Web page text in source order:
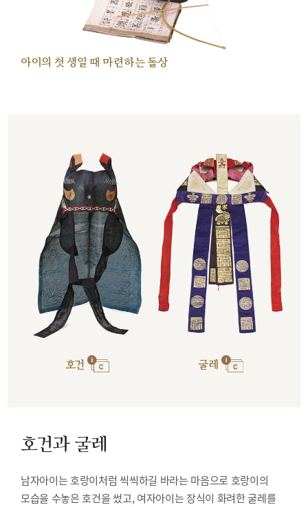
아이의 첫 생일 때 마련하는 돌상
호건 굴레
호건과 굴레
남자아이는 호랑이처럼 씩씩하길 바라는 마음으로 호랑이의
모습을 수놓은 호건을 썼고, 여자아이는 장식이 화려한 굴레를